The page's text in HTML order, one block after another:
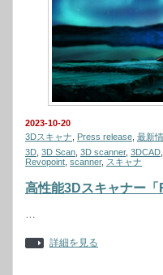
2023-10-20
3Dスキャナ
Press release 最新
3D 3D Scan 3D scanner, 3DCAD
Revopoint scanner, スキャナ
高性能3Dスキャナー
…
詳細を見る